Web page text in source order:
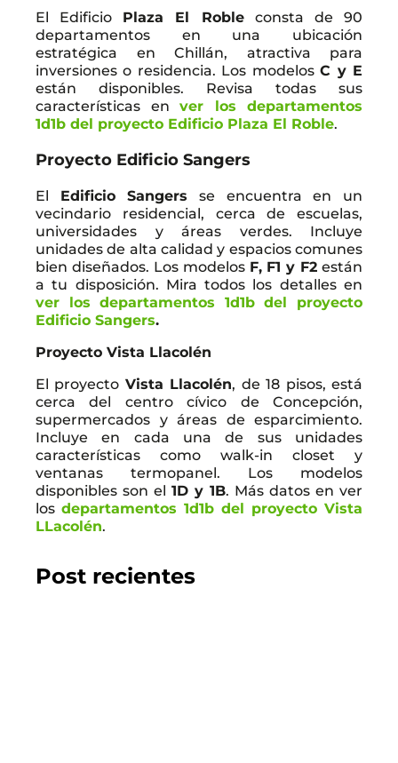
El Edificio Plaza El Robleconsta de 90
departamentos en una ubicación
estratégica en Chillán, atractiva para
inversiones o residencia. Los modelosC y E
están disponibles. Revisa todas sus
características en ver los departamentos
1d1b del proyecto Edificio Plaza El Roble.
Proyecto Edificio Sangers
El Edificio Sangers se encuentra en un
vecindario residencial, cerca de escuelas,
universidades y áreas verdes. Incluye
unidades de alta calidad y espacios comunes
bien diseñados. Los modelos F, F1 y F2 están
a tu disposición. Mira todos los detalles en
ver los departamentos 1d1b del proyecto
Edificio Sangers.
Proyecto Vista Llacolén
El proyecto Vista Llacolén, de 18 pisos, está
cerca del centro cívico de Concepción,
supermercados y áreas de esparcimiento.
Incluye en cada una de sus unidades
características como walk-in closet y
ventanas termopanel. Los modelos
disponibles son el 1D y 1B. Más datos en ver
los departamentos 1d1b del proyecto Vista
LLacolén.
Post recientes